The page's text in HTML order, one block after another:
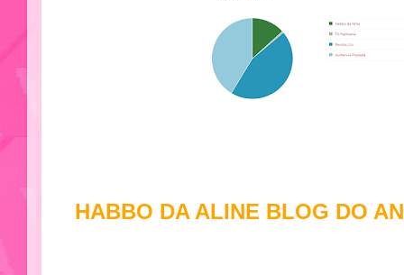
HABBO DA ALINE BLOG DO